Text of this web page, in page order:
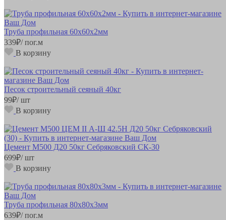
Труба профильная 60х60х2мм
339₽/ пог.м
В корзину
Песок строительный сеяный 40кг
99₽/ шт
В корзину
Цемент М500 Д20 50кг Себряковский СК-30
699₽/ шт
В корзину
Труба профильная 80х80х3мм
639₽/ пог.м